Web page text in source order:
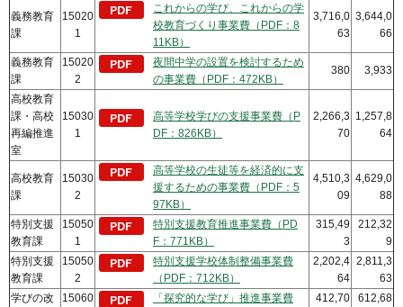
義務教育
課
15020
1
これからの学び、これからの学
校教育づくり事業費（PDF：8
11KB）
3,716,0
63
3,644,0
66
義務教育
課
15020
2
夜間中学の設置を検討するため
の事業費（PDF：472KB）
380 3,933
高校教育
課・高校
再編推進
室
15030
1
高等学校学びの支援事業費（P
DF：826KB）
2,266,3
70
1,257,8
64
高校教育
課
15030
2
高等学校の生徒等を経済的に支
援するための事業費（PDF：5
97KB）
4,510,3
09
4,629,0
88
特別支援
教育課
15050
1
特別支援教育推進事業費（PD
F：771KB）
315,49
3
212,32
9
特別支援
教育課
15050
2
特別支援学校体制整備事業費
（PDF：712KB）
2,202,4
64
2,811,3
63
学びの改
15060
「探究的な学び」推進事業費
412,70
612,68